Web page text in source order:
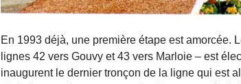
En 1993 déjà, une première étape est amorcée.
lignes 42 vers Gouvy et 43 vers Marloie – est
inaugurent le dernier tronçon de la ligne qui est